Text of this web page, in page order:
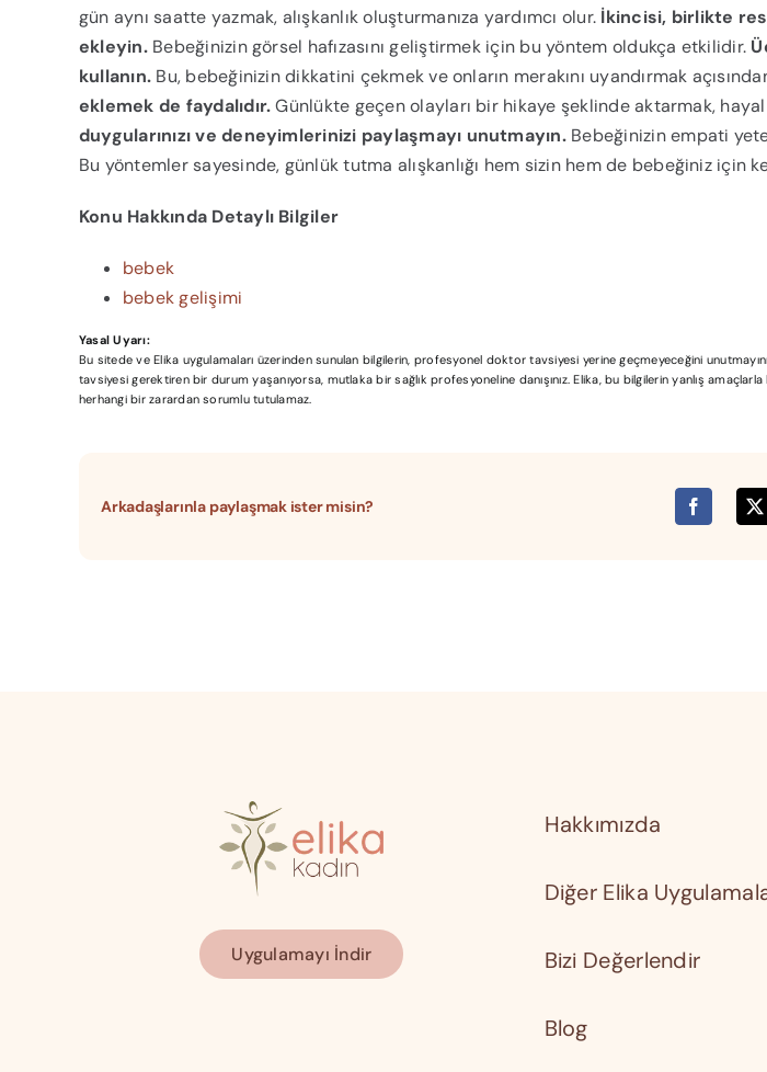
gün aynı saatte yazmak, alışkanlık oluşturmanıza yardımcı olur. İkincisi, birlikte
ekleyin.Bebeğinizin görsel hafızasını geliştirmek için bu yöntem oldukça etkilidir.
kullanın. Bu, bebeğinizin dikkatini çekmek ve onların merakını uyandırmak
eklemek de faydalıdır.Günlükte geçen olayları bir hikaye şeklinde aktarmak,
duygularınızı ve deneyimlerinizi paylaşmayı unutmayın.Bebeğinizin empati
Bu yöntemler sayesinde, günlük tutma alışkanlığı hem sizin hem de bebeğiniz için
Konu Hakkında Detaylı Bilgiler
bebek
bebek gelişimi
Yasal Uyarı:
Bu sitede ve Elika uygulamaları üzerinden sunulan bilgilerin, profesyonel doktor tavsiyesi yerine geçmeyeceğini
tavsiyesi gerektiren bir durum yaşanıyorsa, mutlaka bir sağlık profesyoneline danışınız. Elika, bu bilgilerin yanlış
herhangi bir zarardan sorumlu tutulamaz.
Arkadaşlarınla paylaşmak ister misin?
Uygulamayı İndir
Hakkımızda
Diğer Elika
Bizi Değerlendir
Blog